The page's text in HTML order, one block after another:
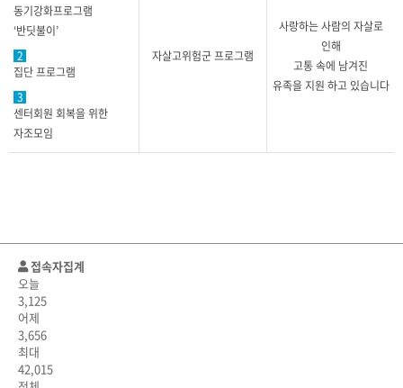
동기강화프로그램
‘반딧불이’
2
집단 프로그램
3
센터회원 회복을 위한
자조모임
자살고위험군 프로그램
사랑하는 사람의 자살로
인해
고통 속에 남겨진
유족을 지원 하고 있습니다
접속자집계
오늘
3,125
어제
3,656
최대
42,015